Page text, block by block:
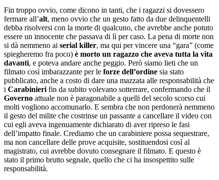
Fin troppo ovvio, come dicono in tanti, che i ragazzi si dovessero
fermare all’alt, meno ovvio che un gesto fatto da due delinquentelli
debba risolversi con la morte di qualcuno, che avrebbe anche potuto
essere un innocente che passava di lì per caso. La pena di morte non
si dà nemmeno ai serial killer, ma qui per vincere una “gara” (come
spiegheremo fra poco) è morto un ragazzo che aveva tutta la vita
davanti, e poteva andare anche peggio. Però siamo lieti che un
filmato così imbarazzante per le forze dell’ordine sia stato
pubblicato, anche a costo di dare una mazzata alle responsabilità che
i Carabinieri fin da subito volevano sotterrare, confermando che il
Governo attuale non è paragonabile a quelli del secolo scorso cui
molti vogliono accomunarlo. E sembra che non perdonerà nemmeno
il gesto del milite che costrinse un passante a cancellare il video con
cui egli aveva ingenuamente dichiarato di aver ripreso le fasi
dell’impatto finale. Crediamo che un carabiniere possa sequestrare,
ma non cancellare delle prove acquisite, sostituendosi così al
magistrato, cui avrebbe dovuto consegnare il filmato. E questo è
stato il primo brutto segnale, quello che ci ha insospettito sulle
responsabilità.